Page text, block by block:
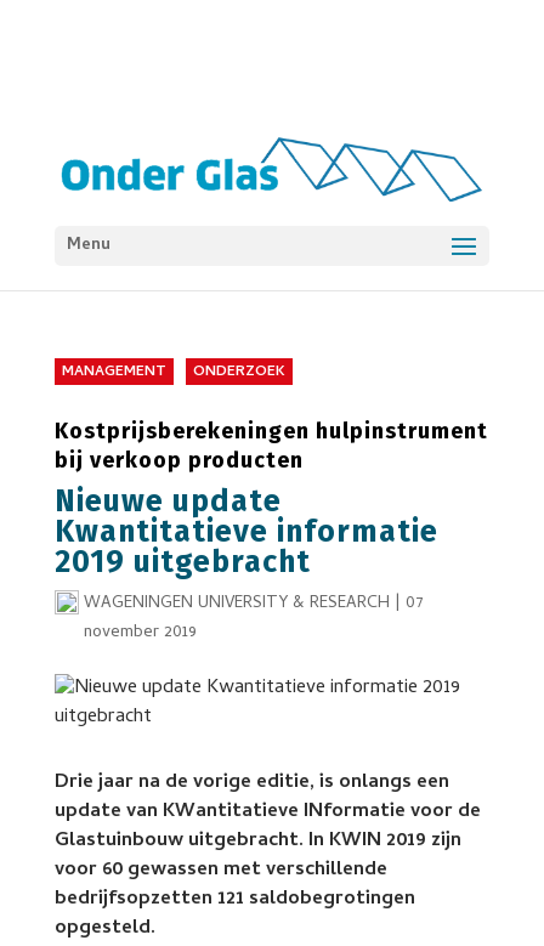
Menu
MANAGEMENT ONDERZOEK
Kostprijsberekeningen hulpinstrument
bij verkoop producten
Nieuwe update
Kwantitatieve informatie
2019 uitgebracht
WAGENINGEN UNIVERSITY & RESEARCH | 07
november 2019
Drie jaar na de vorige editie, is onlangs een
update van KWantitatieve INformatie voor de
Glastuinbouw uitgebracht. In KWIN 2019 zijn
voor 60 gewassen met verschillende
bedrijfsopzetten 121 saldobegrotingen
opgesteld.